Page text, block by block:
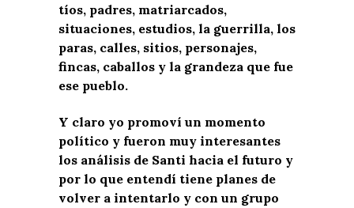
tíos, padres, matriarcados,
situaciones, estudios, la guerrilla, los
paras, calles, sitios, personajes,
fincas, caballos y la grandeza que fue
ese pueblo.
Y claro yo promoví un momento
político y fueron muy interesantes
los análisis de Santi hacia el futuro y
por lo que entendí tiene planes de
volver a intentarlo y con un grupo